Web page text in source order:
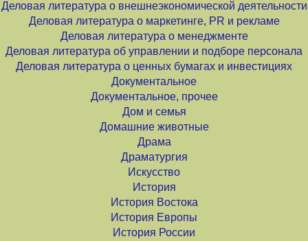
Деловая литература о внешнеэкономической деятельности
Деловая литература о маркетинге, PR и рекламе
Деловая литература о менеджменте
Деловая литература об управлении и подборе персонала
Деловая литература о ценных бумагах и инвестициях
Документальное
Документальное, прочее
Дом и семья
Домашние животные
Драма
Драматургия
Искусство
История
История Востока
История Европы
История России